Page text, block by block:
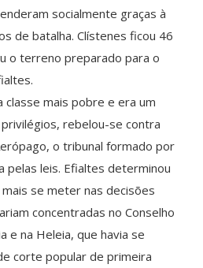
socialmente graças à
de batalha. Clístenes ficou 46
o terreno preparado para o
classe mais pobre e era um
rebelou-se contra
o tribunal formado por
pelas leis. Efialtes determinou
se meter nas decisões
concentradas no Conselho
e na Heleia, que havia se
corte popular de primeira